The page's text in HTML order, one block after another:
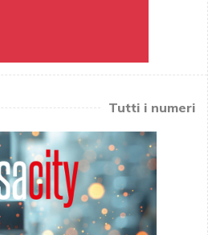
Tutti i numeri